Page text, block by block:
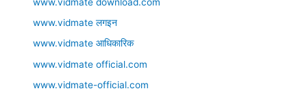
www.vidmate लगइन
www.vidmate आधिकारिक
www.vidmate official.com
www.vidmate-official.com